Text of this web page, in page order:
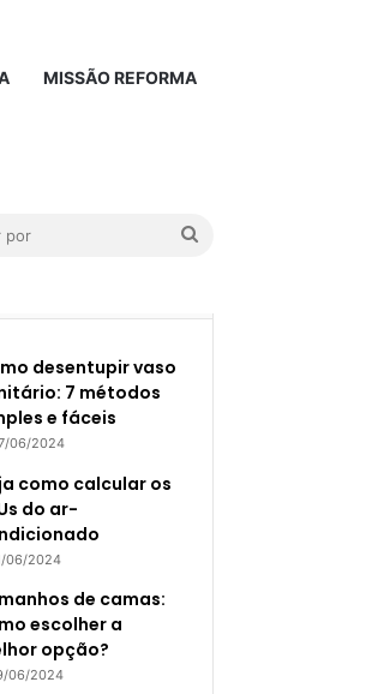
MISSÃO REFORMA
desentupir vaso
7 métodos
e fáceis
06/2024
como calcular os
do ar-
06/2024
de camas:
escolher a
opção?
06/2024